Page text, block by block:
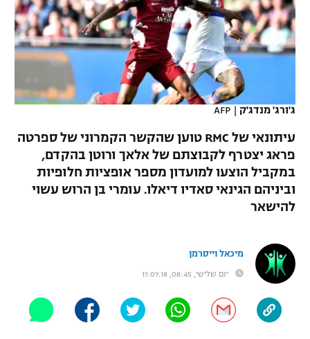
VOD
רץ ברשת
תוצאות
לוח שידורים
"מעל הליגה" – פודקאסט
נבחרת ישראל
מכבי חיפה
בית"ר ירושלים
מכבי תל אביב
הפועל תל אביב
הפועל חיפה
מכבי נתניה
בני יהודה
ליגה ספרדית
ליגה איטלקית
ליגה צרפתית
ליגה הולנדית
ליגה טורקית
ליגה סינית
ליגות נוספות
כדורסל נשים
מכבי תל אביב
הפועל חולון
הפועל ירושלים
דני אבדיה
יורוליג
יורוקאפ
טניס
כדורעף
שחייה
ג'ודו
אגרוף
UFC
היאבקות WWE
ג'ורג' מנדג'ק |
AFP
עיתונאי של RMC טוען שהקשר הקמרוני של ספרטה
פראג יצטרף לקבוצתם של אלאך ורוטן בהקדם,
במקביל הוצעו למועדון מספר אופציות חלופיות
וביניהם הגינאי סאדיו דיאלו. עומרי בן הרוש עשוי
להישאר
מיכאל וייסרמן
יום שלישי, 08:45, 17.07.18